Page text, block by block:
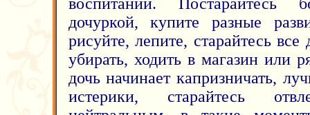
дочуркой, купите разные
рисуйте, лепите, старайтесь все
убирать, ходить в магазин или
дочь начинает капризничать,
истерики, старайтесь